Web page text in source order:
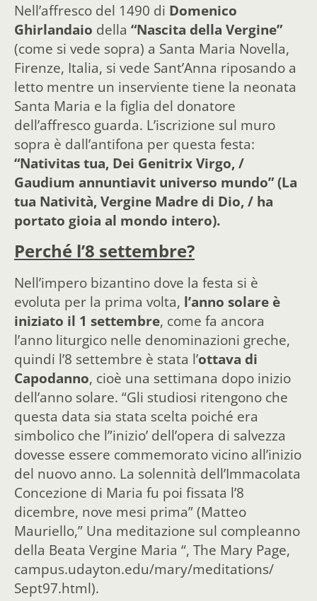
Nell’affresco del 1490 di Domenico
Ghirlandaio della “Nascita della Vergine”
(come si vede sopra) a Santa Maria Novella,
Firenze, Italia, si vede Sant’Anna riposando a
letto mentre un inserviente tiene la neonata
Santa Maria e la figlia del donatore
dell’affresco guarda. L’iscrizione sul muro
sopra è dall’antifona per questa festa:
“Nativitas tua, Dei Genitrix Virgo, /
Gaudium annuntiavit universo mundo” (La
tua Natività, Vergine Madre di Dio, / ha
portato gioia al mondo intero).
Perché l’8 settembre?
Nell’impero bizantino dove la festa si è
evoluta per la prima volta, l’anno solare è
iniziato il 1 settembre, come fa ancora
l’anno liturgico nelle denominazioni greche,
quindi l’8 settembre è stata l’ottava di
Capodanno, cioè una settimana dopo inizio
dell’anno solare. “Gli studiosi ritengono che
questa data sia stata scelta poiché era
simbolico che l”inizio’ dell’opera di salvezza
dovesse essere commemorato vicino all’inizio
del nuovo anno. La solennità dell’Immacolata
Concezione di Maria fu poi fissata l’8
dicembre, nove mesi prima” (Matteo
Mauriello,” Una meditazione sul compleanno
della Beata Vergine Maria “, The Mary Page,
campus.udayton.edu/mary/meditations/
Sept97.html).